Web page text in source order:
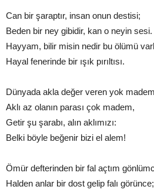
Can bir şaraptır, insan onun destisi;
Beden bir ney gibidir, kan o neyin sesi.
Hayyam, bilir misin nedir bu ölümü
Hayal fenerinde bir ışık pırıltısı.
Dünyada akla değer veren yok
Aklı az olanın parası çok madem,
Getir şu şarabı, alın aklımızı:
Belki böyle beğenir bizi el alem!
Ömür defterinden bir fal açtım
Halden anlar bir dost gelip falı görünce;